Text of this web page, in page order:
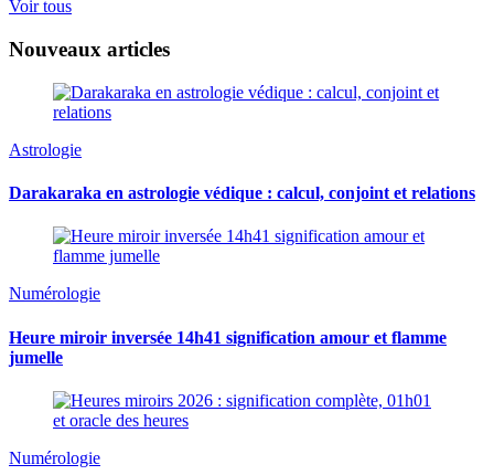
Voir tous
Nouveaux articles
Astrologie
Darakaraka en astrologie védique : calcul, conjoint et relations
Numérologie
Heure miroir inversée 14h41 signification amour et flamme
jumelle
Numérologie